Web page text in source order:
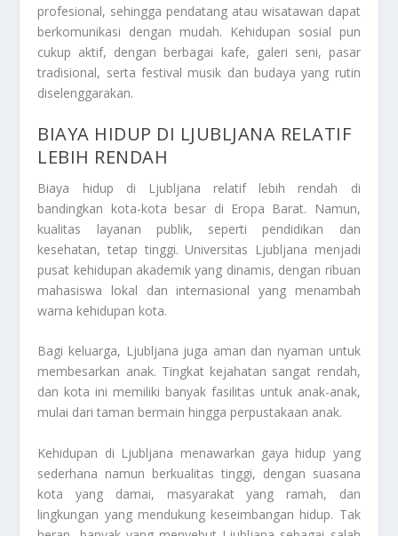
profesional, sehingga pendatang atau wisatawan dapat
berkomunikasi dengan mudah. Kehidupan sosial pun
cukup aktif, dengan berbagai kafe, galeri seni, pasar
tradisional, serta festival musik dan budaya yang rutin
diselenggarakan.
BIAYA HIDUP DI LJUBLJANA RELATIF
LEBIH RENDAH
Biaya hidup di Ljubljana relatif lebih rendah di
bandingkan kota-kota besar di Eropa Barat. Namun,
kualitas layanan publik, seperti pendidikan dan
kesehatan, tetap tinggi. Universitas Ljubljana menjadi
pusat kehidupan akademik yang dinamis, dengan ribuan
mahasiswa lokal dan internasional yang menambah
warna kehidupan kota.
Bagi keluarga, Ljubljana juga aman dan nyaman untuk
membesarkan anak. Tingkat kejahatan sangat rendah,
dan kota ini memiliki banyak fasilitas untuk anak-anak,
mulai dari taman bermain hingga perpustakaan anak.
Kehidupan di Ljubljana menawarkan gaya hidup yang
sederhana namun berkualitas tinggi, dengan suasana
kota yang damai, masyarakat yang ramah, dan
lingkungan yang mendukung keseimbangan hidup. Tak